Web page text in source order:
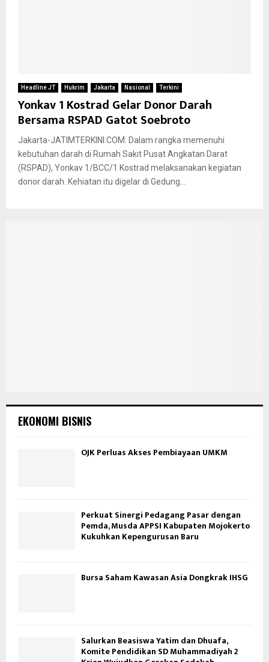
Headline JT Hukrim Jakarta Nasional Terkini
Yonkav 1 Kostrad Gelar Donor Darah
Bersama RSPAD Gatot Soebroto
Jakarta-JATIMTERKINI.COM: Dalam rangka memenuhi
kebutuhan darah di Rumah Sakit Pusat Angkatan Darat
(RSPAD), Yonkav 1/BCC/1 Kostrad melaksanakan kegiatan
donor darah. Kehiatan itu digelar di Gedung...
EKONOMI BISNIS
OJK Perluas Akses Pembiayaan UMKM
Perkuat Sinergi Pedagang Pasar dengan
Pemda, Musda APPSI Kabupaten Mojokerto
Kukuhkan Kepengurusan Baru
Bursa Saham Kawasan Asia Dongkrak IHSG
Salurkan Beasiswa Yatim dan Dhuafa,
Komite Pendidikan SD Muhammadiyah 2